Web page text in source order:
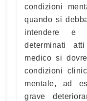
condizioni
quando si
intendere e
determinati
medico si
condizioni
mentale, ad
grave